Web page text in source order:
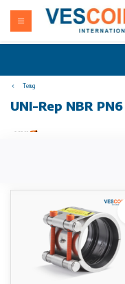
Terug
UNI-Rep NBR PN6
UNI-Rep S2 reparatiekoppeling RVS 1.4571 Niet-
• behuizing, ankers en steunring (optioneel): RVS W5
voorzien van een PTFE-coating
• werktemperatuur EPDM: -30°C tot 125°C
• werktemperatuur NBR: -20°C tot 80°C